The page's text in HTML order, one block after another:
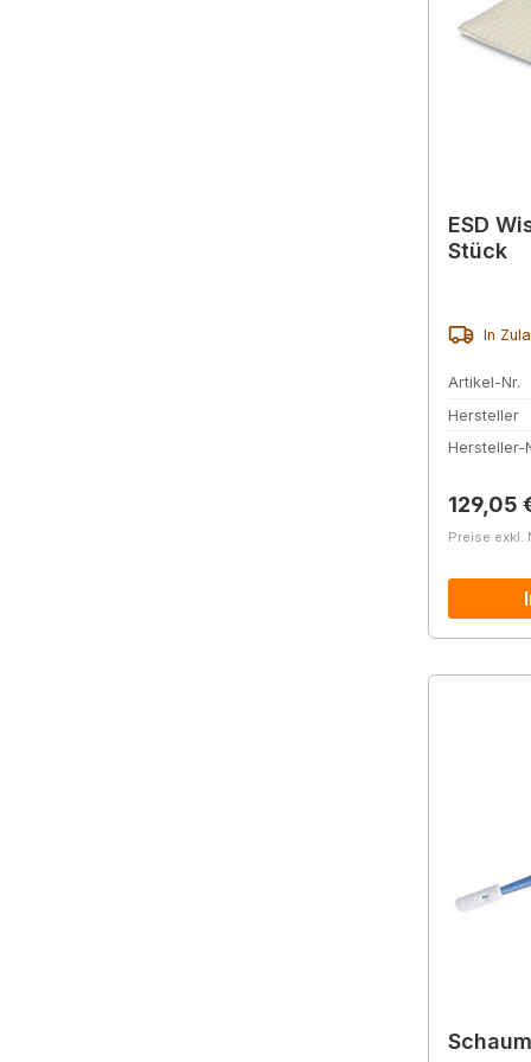
ESD
Stück
In
Artikel-Nr.
Hersteller
Hersteller-
129,05
Preise exkl.